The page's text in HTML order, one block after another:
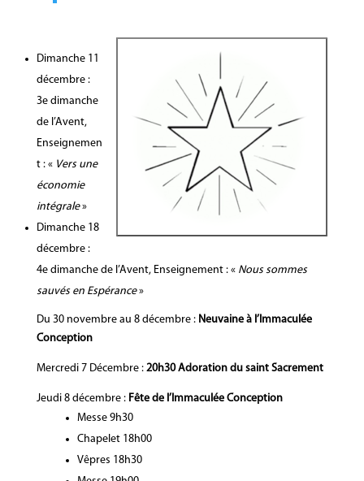
Dimanche 11
décembre :
3e dimanche
de l’Avent,
Enseignemen
t : « Vers une
économie
intégrale»
Dimanche 18
décembre :
4e dimanche de l’Avent, Enseignement : « Nous sommes
sauvés en Espérance»
Du 30 novembre au 8 décembre : Neuvaine à l’Immaculée
Conception
Mercredi 7 Décembre : 20h30 Adoration du saint Sacrement
Jeudi 8 décembre : Fête de l’Immaculée Conception
Messe 9h30
Chapelet 18h00
Vêpres 18h30